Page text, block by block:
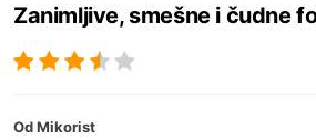
Zanimljive, smešne i čudne
OdMikorist